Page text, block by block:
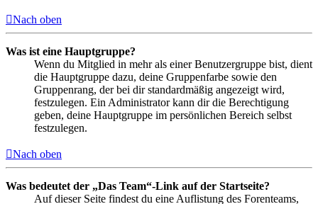
Nach oben
Was ist eine Hauptgruppe?
Wenn du Mitglied in mehr als einer Benutzergruppe bist, dient
die Hauptgruppe dazu, deine Gruppenfarbe sowie den
Gruppenrang, der bei dir standardmäßig angezeigt wird,
festzulegen. Ein Administrator kann dir die Berechtigung
geben, deine Hauptgruppe im persönlichen Bereich selbst
festzulegen.
Nach oben
Was bedeutet der „Das Team“-Link auf der Startseite?
Auf dieser Seite findest du eine Auflistung des Forenteams,